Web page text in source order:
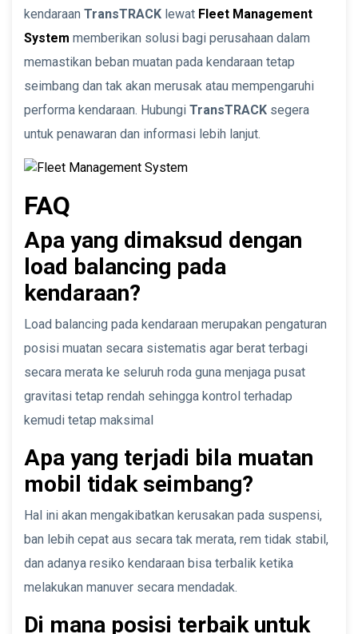
kendaraan TransTRACK lewat Fleet Management
System memberikan solusi bagi perusahaan dalam
memastikan beban muatan pada kendaraan tetap
seimbang dan tak akan merusak atau mempengaruhi
performa kendaraan. Hubungi TransTRACK segera
untuk penawaran dan informasi lebih lanjut.
FAQ
Apa yang dimaksud dengan
load balancing pada
kendaraan?
Load balancing pada kendaraan merupakan pengaturan
posisi muatan secara sistematis agar berat terbagi
secara merata ke seluruh roda guna menjaga pusat
gravitasi tetap rendah sehingga kontrol terhadap
kemudi tetap maksimal
Apa yang terjadi bila muatan
mobil tidak seimbang?
Hal ini akan mengakibatkan kerusakan pada suspensi,
ban lebih cepat aus secara tak merata, rem tidak stabil,
dan adanya resiko kendaraan bisa terbalik ketika
melakukan manuver secara mendadak.
Di mana posisi terbaik untuk